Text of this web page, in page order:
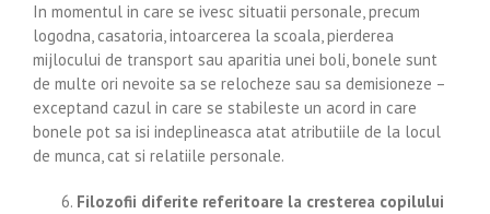
In momentul in care se ivesc situatii personale, precum
logodna, casatoria, intoarcerea la scoala, pierderea
mijlocului de transport sau aparitia unei boli, bonele sunt
de multe ori nevoite sa se relocheze sau sa demisioneze –
exceptand cazul in care se stabileste un acord in care
bonele pot sa isi indeplineasca atat atributiile de la locul
de munca, cat si relatiile personale.
Filozofii diferite referitoare la cresterea copilului